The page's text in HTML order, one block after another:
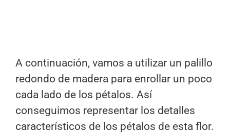
A continuación, vamos a utilizar un palillo
redondo de madera para enrollar un poco
cada lado de los pétalos. Así
conseguimos representar los detalles
característicos de los pétalos de esta flor.